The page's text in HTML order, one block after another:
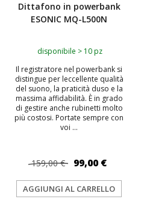
Dittafono in powerbank
ESONIC MQ-L500N
disponibile > 10 pz
Il registratore nel powerbank si
distingue per leccellente qualità
del suono, la praticità duso e la
massima affidabilità. È in grado
di gestire anche rubinetti molto
più costosi. Portate sempre con
voi ...
159,00 € 99,00 €
AGGIUNGI AL CARRELLO